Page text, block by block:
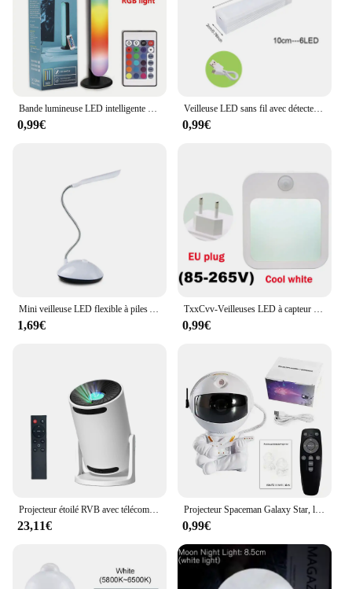
0,99€
Veilleuse LED sans fil avec détecteur de mouvement, rétro-éclairage pour Cisco, cuisine, chambre à coucher, armoire, escalier
0,99€
1,69€ 0,99€
23,11€
Projecteur Spaceman Galaxy Star, lampe ciel étoilé, veilleuse, lumières ambiantes, décoration de salle de mariage, cadeaux de fête d'anniversaire, 2024
0,99€